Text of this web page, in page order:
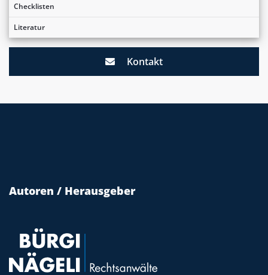
Checklisten
Literatur
Kontakt
Autoren / Herausgeber